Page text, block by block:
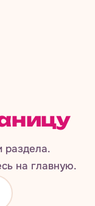
раздела.
на главную.